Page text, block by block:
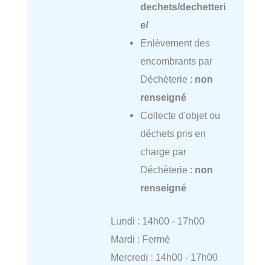
dechets/dechetteri
e/
Enlèvement des
encombrants par
Déchèterie : non
renseigné
Collecte d'objet ou
déchets pris en
charge par
Déchèterie : non
renseigné
Lundi : 14h00 - 17h00
Mardi : Fermé
Mercredi : 14h00 - 17h00